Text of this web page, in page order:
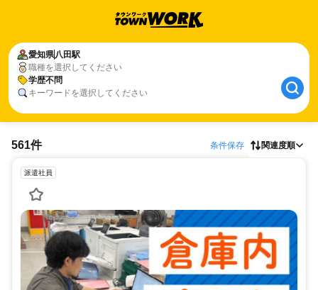
愛知県八田駅
職種を選択してください
学歴不問
キーワードを選択してください
561件 条件保存 関連度順
派遣社員